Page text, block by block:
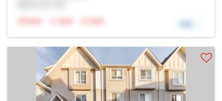
N/A
N/A N/A 详细